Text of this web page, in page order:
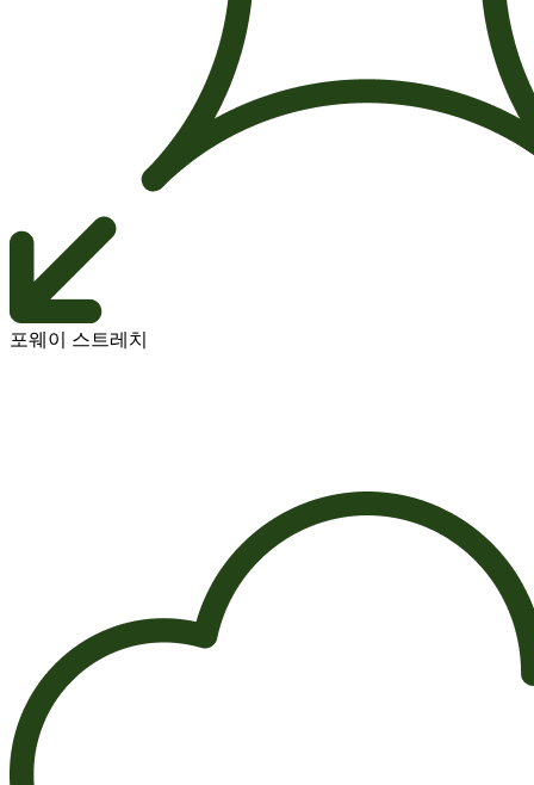
포웨이 스트레치